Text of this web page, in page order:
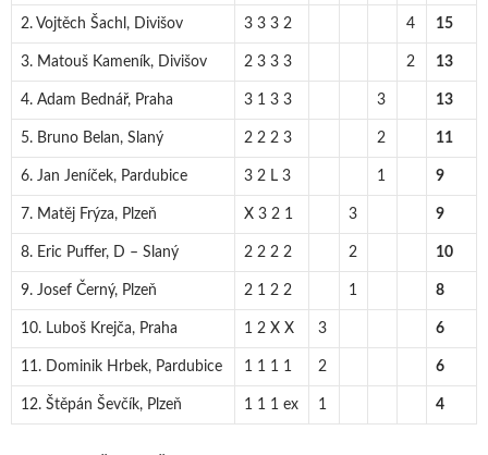
2. Vojtěch Šachl, Divišov 3 3 3 2 4 15
3. Matouš Kameník, Divišov 2 3 3 3 2 13
4. Adam Bednář, Praha 3 1 3 3 3 13
5. Bruno Belan, Slaný 2 2 2 3 2 11
6. Jan Jeníček, Pardubice 3 2 L 3 1 9
7. Matěj Frýza, Plzeň X 3 2 1 3 9
8. Eric Puffer, D – Slaný 2 2 2 2 2 10
9. Josef Černý, Plzeň 2 1 2 2 1 8
10. Luboš Krejča, Praha 1 2 X X 3 6
11. Dominik Hrbek, Pardubice 1 1 1 1 2 6
12. Štěpán Ševčík, Plzeň 1 1 1 ex 1 4